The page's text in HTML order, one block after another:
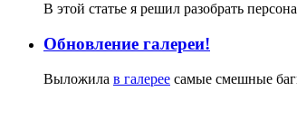
В этой статье я решил разобрать
Обновление галереи!
Выложила в галерее самые смешные